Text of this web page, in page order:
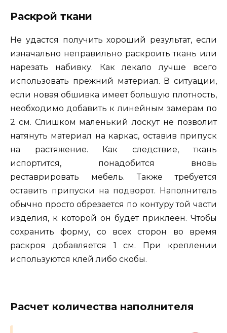
Раскрой ткани
Не удастся получить хороший результат, если
изначально неправильно раскроить ткань или
нарезать набивку. Как лекало лучше всего
использовать прежний материал. В ситуации,
если новая обшивка имеет большую плотность,
необходимо добавить к линейным замерам по
2 см. Слишком маленький лоскут не позволит
натянуть материал на каркас, оставив припуск
на растяжение. Как следствие, ткань
испортится, понадобится вновь
реставрировать мебель. Также требуется
оставить припуски на подворот. Наполнитель
обычно просто обрезается по контуру той части
изделия, к которой он будет приклеен. Чтобы
сохранить форму, со всех сторон во время
раскроя добавляется 1 см. При креплении
используются клей либо скобы.
Расчет количества наполнителя